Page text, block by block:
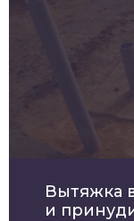
Вытяжка
и